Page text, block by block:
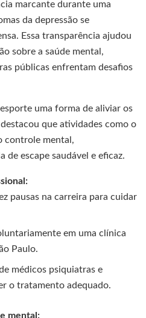
marcante durante uma
da depressão se
Essa transparência ajudou
sobre a saúde mental,
públicas enfrentam desafios
uma forma de aliviar os
que atividades como o
controle mental,
de escape saudável e eficaz.
pausas na carreira para cuidar
em uma clínica
Paulo.
médicos psiquiatras e
o tratamento adequado.
mental: